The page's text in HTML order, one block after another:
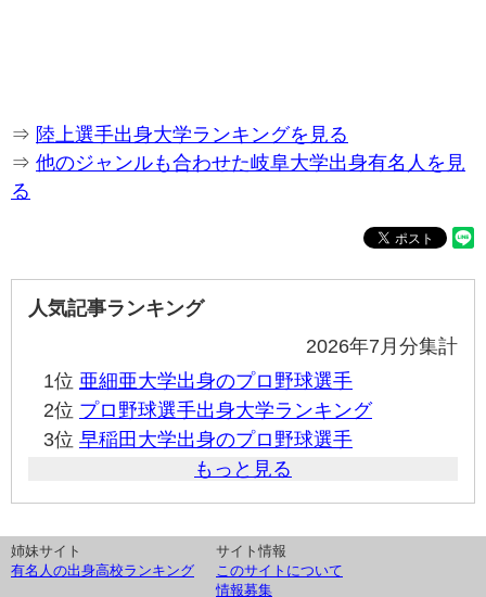
⇒ 陸上選手出身大学ランキングを見る
⇒ 他のジャンルも合わせた岐阜大学出身有名人を見
る
人気記事ランキング
2026年7月分集計
1位 亜細亜大学出身のプロ野球選手
2位 プロ野球選手出身大学ランキング
3位 早稲田大学出身のプロ野球選手
もっと見る
姉妹サイト
有名人の出身高校ランキング
サイト情報
このサイトについて
情報募集